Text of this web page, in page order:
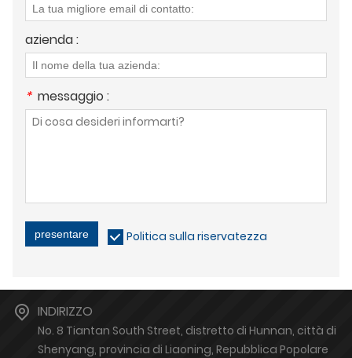
azienda :
* messaggio :
presentare Politica sulla riservatezza
INDIRIZZO
No. 8 Tiantan South Street, distretto di Hunnan, città di
Shenyang, provincia di Liaoning, Repubblica Popolare